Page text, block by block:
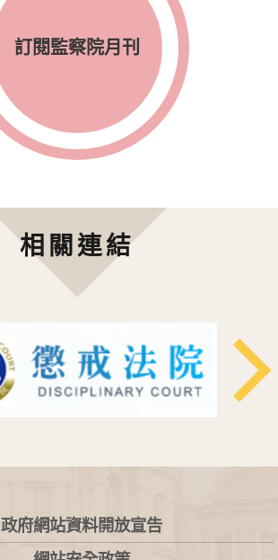
訂閱監察院月刊
相關連結
政府網站資料開放宣告